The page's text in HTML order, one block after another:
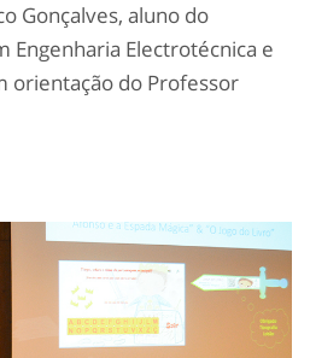
Gonçalves, aluno do
Engenharia Electrotécnica e
orientação do Professor